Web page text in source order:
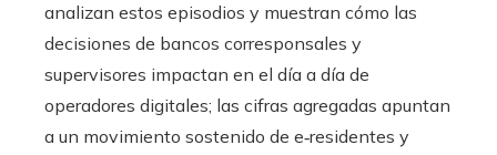
analizan estos episodios y muestran cómo las
decisiones de bancos corresponsales y
supervisores impactan en el día a día de
operadores digitales; las cifras agregadas apuntan
a un movimiento sostenido de e‑residentes y